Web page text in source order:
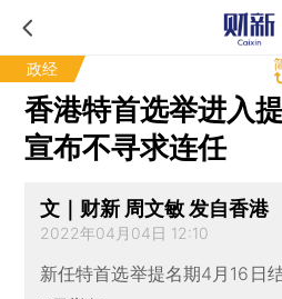
政经
香港特首选举进入
宣布不寻求连任
文｜财新 周文敏 发自香港
2022年04月04日 12:10
新任特首选举提名期4月16日